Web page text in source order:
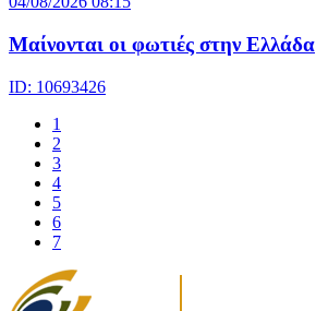
Μαίνονται οι φωτιές στην Ελλάδα
ID: 10693426
1
2
3
4
5
6
7